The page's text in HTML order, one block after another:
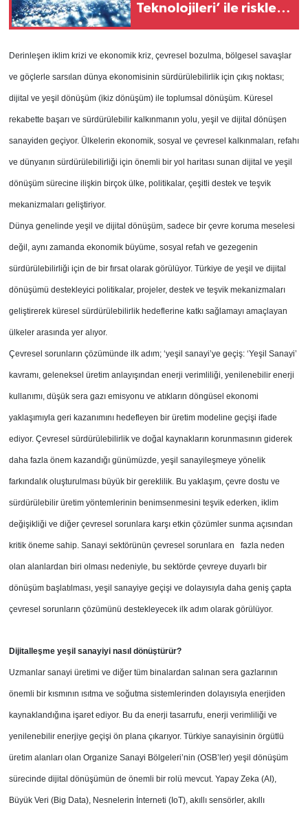
Teknolojileri’ ile riskleri
Derinleşen iklim krizi ve ekonomik kriz, çevresel bozulma, bölgesel savaşlar
ve göçlerle sarsılan dünya ekonomisinin sürdürülebilirlik için çıkış noktası;
dijital ve yeşil dönüşüm (ikiz dönüşüm) ile toplumsal dönüşüm. Küresel
rekabette başarı ve sürdürülebilir kalkınmanın yolu, yeşil ve dijital dönüşen
sanayiden geçiyor. Ülkelerin ekonomik, sosyal ve çevresel kalkınmaları, refahı
ve dünyanın sürdürülebilirliği için önemli bir yol haritası sunan dijital ve yeşil
dönüşüm sürecine ilişkin birçok ülke, politikalar, çeşitli destek ve teşvik
mekanizmaları geliştiriyor.
Dünya genelinde yeşil ve dijital dönüşüm, sadece bir çevre koruma meselesi
değil, aynı zamanda ekonomik büyüme, sosyal refah ve gezegenin
sürdürülebilirliği için de bir fırsat olarak görülüyor. Türkiye de yeşil ve dijital
dönüşümü destekleyici politikalar, projeler, destek ve teşvik mekanizmaları
geliştirerek küresel sürdürülebilirlik hedeflerine katkı sağlamayı amaçlayan
ülkeler arasında yer alıyor.
Çevresel sorunların çözümünde ilk adım; ‘yeşil sanayi’ye geçiş: ‘Yeşil Sanayi’
kavramı, geleneksel üretim anlayışından enerji verimliliği, yenilenebilir enerji
kullanımı, düşük sera gazı emisyonu ve atıkların döngüsel ekonomi
yaklaşımıyla geri kazanımını hedefleyen bir üretim modeline geçişi ifade
ediyor. Çevresel sürdürülebilirlik ve doğal kaynakların korunmasının giderek
daha fazla önem kazandığı günümüzde, yeşil sanayileşmeye yönelik
farkındalık oluşturulması büyük bir gereklilik. Bu yaklaşım, çevre dostu ve
sürdürülebilir üretim yöntemlerinin benimsenmesini teşvik ederken, iklim
değişikliği ve diğer çevresel sorunlara karşı etkin çözümler sunma açısından
kritik öneme sahip. Sanayi sektörünün çevresel sorunlara en fazla neden
olan alanlardan biri olması nedeniyle, bu sektörde çevreye duyarlı bir
dönüşüm başlatılması, yeşil sanayiye geçişi ve dolayısıyla daha geniş çapta
çevresel sorunların çözümünü destekleyecek ilk adım olarak görülüyor.
Dijitalleşme yeşil sanayiyi nasıl dönüştürür?
Uzmanlar sanayi üretimi ve diğer tüm binalardan salınan sera gazlarının
önemli bir kısmının ısıtma ve soğutma sistemlerinden dolayısıyla enerjiden
kaynaklandığına işaret ediyor. Bu da enerji tasarrufu, enerji verimliliği ve
yenilenebilir enerjiye geçişi ön plana çıkarıyor. Türkiye sanayisinin örgütlü
üretim alanları olan Organize Sanayi Bölgeleri’nin (OSB’ler) yeşil dönüşüm
sürecinde dijital dönüşümün de önemli bir rolü mevcut. Yapay Zeka (AI),
Büyük Veri (Big Data), Nesnelerin İnterneti (IoT), akıllı sensörler, akıllı